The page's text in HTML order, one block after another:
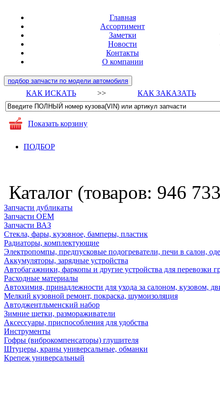
Главная
Ассортимент
Заметки
Новости
Контакты
О компании
подбор запчасти по модели автомобиля
КАК ИСКАТЬ >> КАК ЗАКАЗАТЬ
Показать корзину
ПОДБОР
Каталог (товаров: 946
Запчасти дубликаты
Запчасти ОЕМ
Запчасти ВАЗ
Стекла, фары, кузовное, бамперы, пластик
Радиаторы, комплектующие
Электропомпы, предпусковые подогреватели, печи в салон,
Аккумуляторы, зарядные устройства
Автобагажники, фаркопы и другие устройства для перевозки
Расходные материалы
Автохимия, принадлежности для ухода за салоном, кузовом,
Мелкий кузовной ремонт, покраска, шумоизоляция
Автоджентльменский набор
Зимние щетки, размораживатели
Аксессуары, приспособления для удобства
Инструменты
Гофры (виброкомпенсаторы) глушителя
Штуцеры, краны универсальные, обманки
Крепеж универсальный